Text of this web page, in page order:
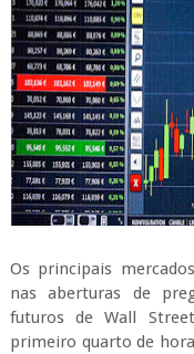
Os principais
nas aberturas de
futuros de Wall
primeiro quarto de